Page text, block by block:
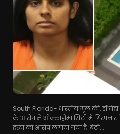
South Florida- भारतीय मूल की, डॉ नेहा
के आरोप में ओक्लाहोमा सिटी में गिरफ़्तार
हत्या का आरोप लगाया गया है। बेटी...